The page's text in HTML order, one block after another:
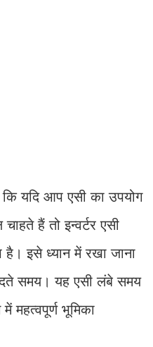
कि यदि आप एसी का उपयोग
हैं तो इन्वर्टर एसी
इसे ध्यान में रखा जाना
समय। यह एसी लंबे समय
महत्वपूर्ण भूमिका